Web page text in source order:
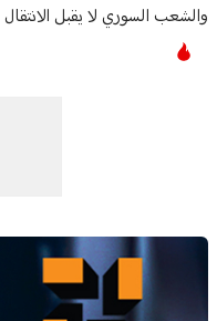
والشعب السوري لا يقبل
Advertisement Section